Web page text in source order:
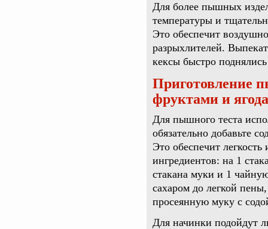
Для более пышных
температуры и
Это обеспечит
разрыхлителей.
кексы быстро
Приготовление
фруктами и
Для пышного теста
обязательно добавьте
Это обеспечит
ингредиентов: на 1
стакана муки и 1
сахаром до легкой
просеянную муку с
Для начинки подойдут